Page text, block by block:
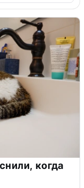
когда